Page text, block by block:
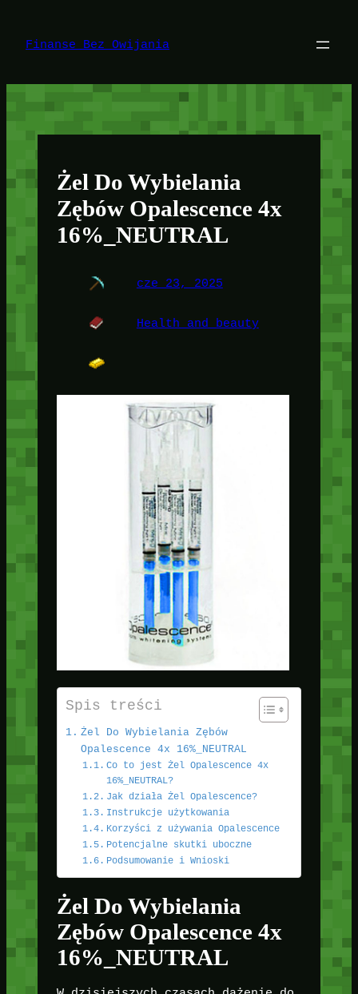
treści
Finanse Bez Owijania
Żel Do Wybielania
Zębów Opalescence 4x
16%_NEUTRAL
cze 23, 2025
Health and beauty
Spis treści
Żel Do Wybielania Zębów
Opalescence 4x 16%_NEUTRAL
Co to jest Żel Opalescence 4x
16%_NEUTRAL?
Jak działa Żel Opalescence?
Instrukcje użytkowania
Korzyści z używania Opalescence
Potencjalne skutki uboczne
Podsumowanie i Wnioski
Żel Do Wybielania
Zębów Opalescence 4x
16%_NEUTRAL